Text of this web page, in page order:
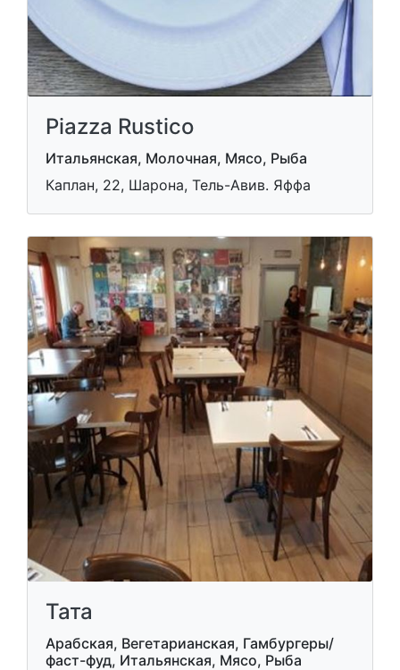
Piazza Rustico
Итальянская, Молочная, Мясо, Рыба
Каплан, 22, Шарона, Тель-Авив. Яффа
Тата
Арабская, Вегетарианская, Гамбургеры/
фаст-фуд, Итальянская, Мясо, Рыба